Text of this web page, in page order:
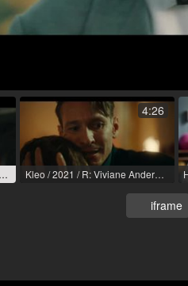
MÜNTER & KANDINSKY / 2023 / Rolle: Wassily Kandinsky / R: Marcus O. Rosenmüller Kleo / 2021 / R: Viviane Andereggen / Netflix
4:26
iframe